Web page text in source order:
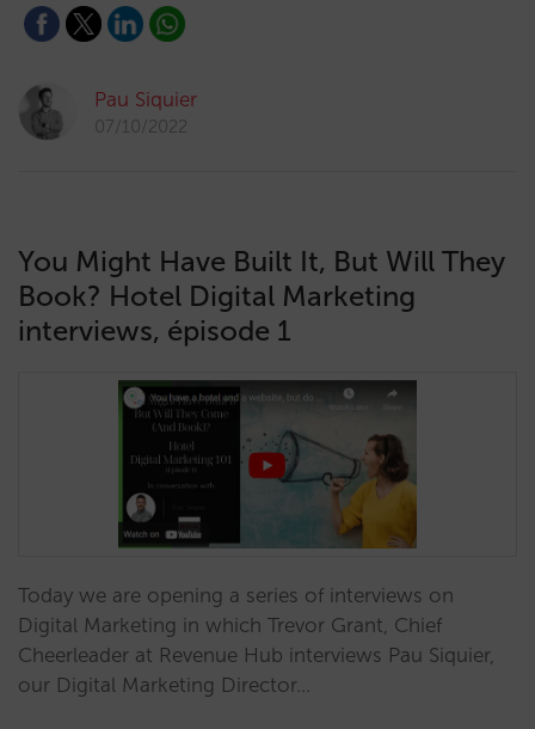
Pau Siquier
07/10/2022
You Might Have Built It, But Will They
Book? Hotel Digital Marketing
interviews, épisode 1
Today we are opening a series of interviews on
Digital Marketing in which Trevor Grant, Chief
Cheerleader at Revenue Hub interviews Pau Siquier,
our Digital Marketing Director…